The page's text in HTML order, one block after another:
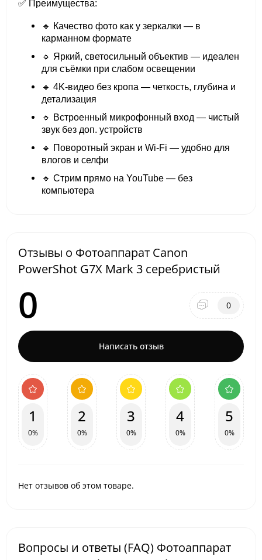
✅ Преимущества:
🔹 Качество фото как у зеркалки — в
карманном формате
🔹 Яркий, светосильный объектив — идеален
для съёмки при слабом освещении
🔹 4K-видео без кропа — четкость, глубина и
детализация
🔹 Встроенный микрофонный вход — чистый
звук без доп. устройств
🔹 Поворотный экран и Wi-Fi — удобно для
влогов и селфи
🔹 Стрим прямо на YouTube — без
компьютера
Отзывы о Фотоаппарат Canon
PowerShot G7X Mark 3 серебристый
0 0
Написать отзыв
1
0%
2
0%
3
0%
4
0%
5
0%
Нет отзывов об этом товаре.
Вопросы и ответы (FAQ) Фотоаппарат